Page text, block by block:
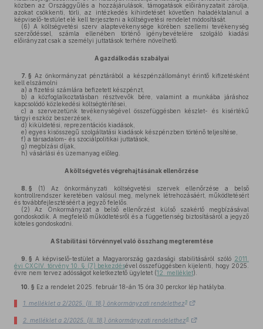
közben az Országgyűlés a hozzájárulások, támogatások előirányzatait zárolja,
azokat csökkenti, törli, az intézkedés kihirdetését követően haladéktalanul a
képviselő-testület elé kell terjeszteni a költségvetési rendelet módosítását.
(6) A költségvetési szerv alaptevékenysége körében szellemi tevékenység
szerződéssel, számla ellenében történő igénybevételére szolgáló kiadási
előirányzat csak a személyi juttatások terhére növelhető.
A gazdálkodás szabályai
7. § Az önkormányzat pénztárából a készpénzállományt érintő kifizetésként
kell elszámolni
a) a fizetési számlára befizetett készpénzt,
b) a közfoglalkoztatásban résztvevők bére, valamint a munkába járáshoz
kapcsolódó közlekedési költségtérítései,
c) a szervezetünk tevékenységével összefüggésben készlet- és kisértékű
tárgyi eszköz beszerzések,
d) kiküldetési, reprezentációs kiadások,
e) egyes kisösszegű szolgáltatási kiadások készpénzben történő teljesítése,
f) a társadalom- és szociálpolitikai juttatások,
g) megbízási díjak,
h) vásárlási és üzemanyag előleg.
A költségvetés végrehajtásának ellenőrzése
8. § (1) Az önkormányzati költségvetési szervek ellenőrzése a belső
kontrollrendszer keretében valósul meg, melynek létrehozásáért, működtetésért
és továbbfejlesztéséért a jegyző felelős.
(2) Az Önkormányzat a belső ellenőrzést külső szakértő megbízásával
gondoskodik. A megfelelő működtetésről és a függetlenség biztosításáról a jegyző
köteles gondoskodni.
A Stabilitási törvénnyel való összhang megteremtése
9. § A képviselő-testület a Magyarország gazdasági stabilitásáról szóló 2011.
évi CXCIV. törvény 10. § (7) bekezdésével összefüggésben kijelenti, hogy 2025.
évre nem tervez adósságot keletkeztető ügyletet (12. melléklet).
10. § Ez a rendelet 2025. február 18-án 15 óra 30 perckor lép hatályba.
1. melléklet a 2/2025. (II. 18.) önkormányzati rendelethez5
2. melléklet a 2/2025. (II. 18.) önkormányzati rendelethez6